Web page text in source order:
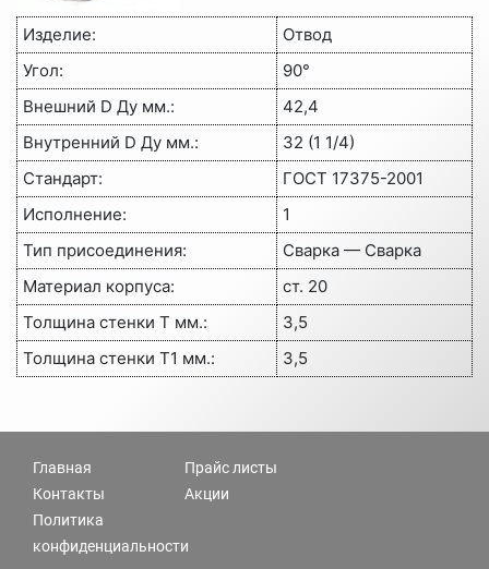
Изделие:
Отвод
Угол:
90°
Внешний D Ду мм.:
42,4
Внутренний D Ду мм.:
32 (1 1/4)
Стандарт:
ГОСТ 17375-2001
Исполнение:
1
Тип присоединения:
Сварка — Сварка
Материал корпуса:
ст. 20
Толщина стенки Т мм.:
3,5
Толщина стенки Т1 мм.:
3,5
Главная
Контакты
Политика
конфиденциальности
Прайс листы
Акции